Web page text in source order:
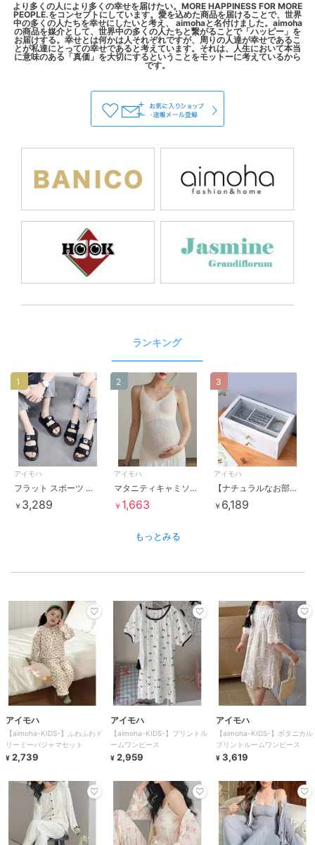
より多くの人により多くの幸せを届けたい。MORE HAPPINESS FOR MORE
PEOPLE.をコンセプトにしています。愛を込めた商品を届けることで、世界
中の多くの人たちを幸せにしたいと考え、 aimohaと名付けました。aimoha
の商品を媒介として、世界中の多くの人たちと繋がることで「ハッピー」を
お届けする。幸せとは何かは人それぞれですが、周りの人達が幸せであるこ
とが私達にとっての幸せであると考えています。それは、人生において本当
に意味のある「真価」を大切にするということをモットーに考えているから
ランキング
アイモハ
フラット スポーツ ストラップ サンダル
￥ 3,289
1
アイモハ
マタニティキャミソール
￥ 1,663
2
アイモハ
【ナチュラルなお部屋になじむ☆】木製2段アクセサリー収納ボックス
￥ 6,189
3
もっとみる
アイモハ
【aimoha-KIDS-】ふわふわド
リーミーパジャマセット
¥ 2,739
アイモハ
【aimoha-KIDS-】プリントル
ームワンピース
¥ 2,959
アイモハ
【aimoha-KIDS-】ボタニカル
プリントルームワンピース
¥ 3,619